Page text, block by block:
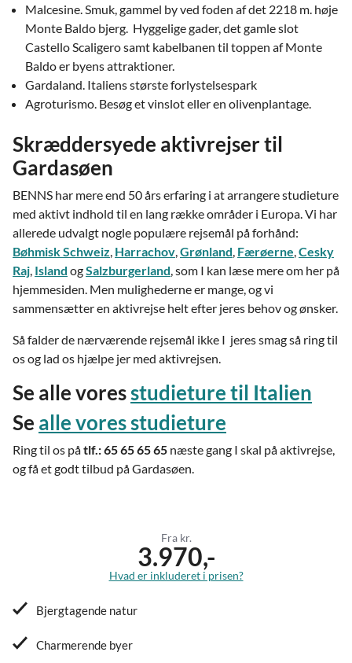
Malcesine. Smuk, gammel by ved foden af det 2218 m. høje
Monte Baldo bjerg. Hyggelige gader, det gamle slot
Castello Scaligero samt kabelbanen til toppen af Monte
Baldo er byens attraktioner.
Gardaland. Italiens største forlystelsespark
Agroturismo. Besøg et vinslot eller en olivenplantage.
Skræddersyede aktivrejser til
Gardasøen
BENNS har mere end 50 års erfaring i at arrangere studieture
med aktivt indhold til en lang række områder i Europa. Vi har
allerede udvalgt nogle populære rejsemål på forhånd:
Bøhmisk Schweiz, Harrachov,Grønland, Færøerne,Cesky
Raj, Island ogSalzburgerland,som I kan læse mere om her på
hjemmesiden. Men mulighederne er mange, og vi
sammensætter en aktivrejse helt efter jeres behov og ønsker.
Så falder de nærværende rejsemål ikke I jeres smag så ring til
os og lad os hjælpe jer med aktivrejsen.
Se alle voresstudieture til Italien
Se alle vores studieture
Ring til os påtlf.: 65 65 65 65 næste gang I skal på aktivrejse,
og få et godt tilbud på Gardasøen.
Fra kr.
3.970,-
Hvad er inkluderet i prisen?
Bjergtagende natur
Charmerende byer